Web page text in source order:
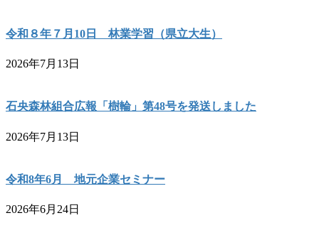
令和８年７月10日 林業学習（県立大生）
2026年7月13日
石央森林組合広報「樹輪」第48号を発送しました
2026年7月13日
令和8年6月 地元企業セミナー
2026年6月24日